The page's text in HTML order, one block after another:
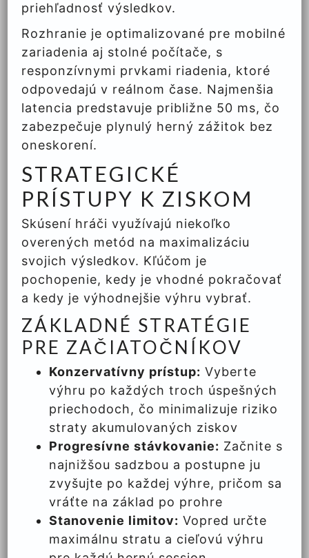
priehľadnosť výsledkov.
Rozhranie je optimalizované pre mobilné
zariadenia aj stolné počítače, s
responzívnymi prvkami riadenia, ktoré
odpovedajú v reálnom čase. Najmenšia
latencia predstavuje približne 50 ms, čo
zabezpečuje plynulý herný zážitok bez
oneskorení.
STRATEGICKÉ
PRÍSTUPY K ZISKOM
Skúsení hráči využívajú niekoľko
overených metód na maximalizáciu
svojich výsledkov. Kľúčom je
pochopenie, kedy je vhodné pokračovať
a kedy je výhodnejšie výhru vybrať.
ZÁKLADNÉ STRATÉGIE
PRE ZAČIATOČNÍKOV
Konzervatívny prístup: Vyberte
výhru po každých troch úspešných
priechodoch, čo minimalizuje riziko
straty akumulovaných ziskov
Progresívne stávkovanie: Začnite s
najnižšou sadzbou a postupne ju
zvyšujte po každej výhre, pričom sa
vráťte na základ po prohre
Stanovenie limitov: Vopred určte
maximálnu stratu a cieľovú výhru